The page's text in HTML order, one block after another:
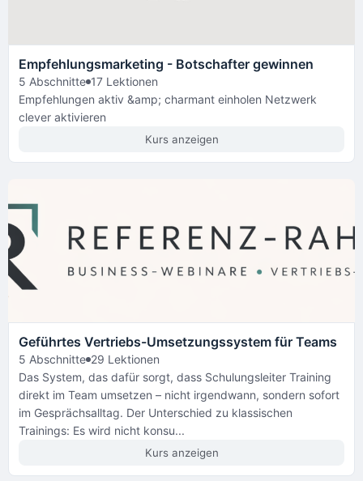
Empfehlungsmarketing - Botschafter gewinnen
5 Abschnitte 17 Lektionen
Empfehlungen aktiv &amp; charmant einholen Netzwerk
clever aktivieren
Kurs anzeigen
Geführtes Vertriebs-Umsetzungssystem für Teams
5 Abschnitte 29 Lektionen
Das System, das dafür sorgt, dass Schulungsleiter Training
direkt im Team umsetzen – nicht irgendwann, sondern sofort
im Gesprächsalltag. Der Unterschied zu klassischen
Trainings: Es wird nicht konsu...
Kurs anzeigen